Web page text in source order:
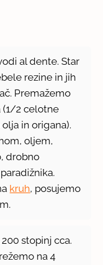
al dente. Star
rezine in jih
Premažemo
(1/2 celotne
in origana).
oljem,
drobno
kruh, posujemo
stopinj cca.
na 4